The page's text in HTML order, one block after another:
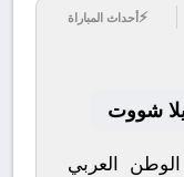
⚡أحداث المباراة
شووت
العربي